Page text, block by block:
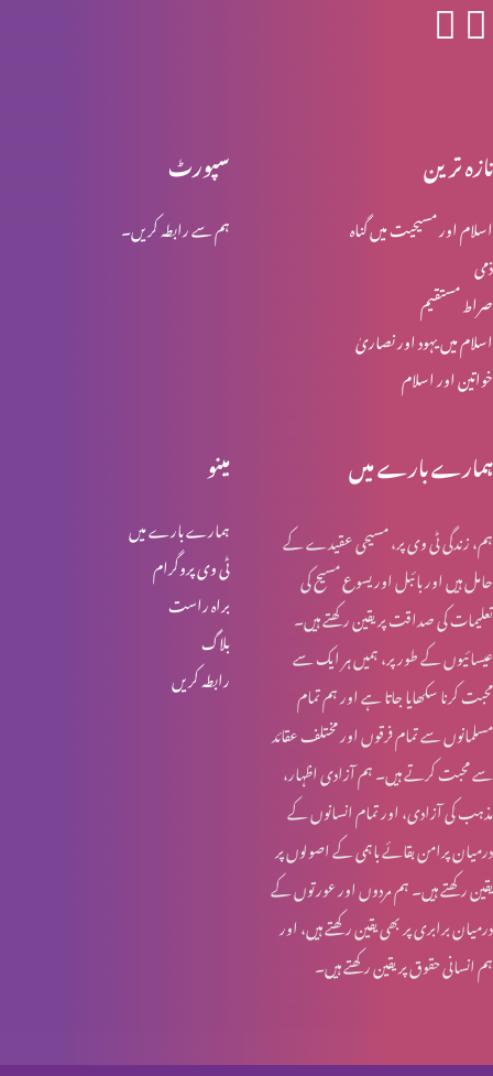
انبیا ء و بزرگ – ابراہام
انبیاء و بزرگ – حنوک اور نوح
انبیاء و بزرگ – آدم اور حنوک
آخری جنگ – کیا تیاری ہو رہی ہے؟
سپورٹ
ہم سے رابطہ کریں۔
تازہ ترین
اسلام اور مسیحیت میں گناہ
ذمی
صراط مستقیم
اسلام میں یہود اور نصاریٰ
خواتین اور اسلام
مینو
ہمارے بارے میں
ٹی وی پروگرام
براہ راست
بلاگ
رابطہ کریں
ہمارے بارے میں
ہم، زندگی ٹی وی پر، مسیحی عقیدے کے
حامل ہیں اور بائبل اور یسوع مسیح کی
تعلیمات کی صداقت پر یقین رکھتے ہیں۔
عیسائیوں کے طور پر، ہمیں ہر ایک سے
محبت کرنا سکھایا جاتا ہے اور ہم تمام
مسلمانوں سے تمام فرقوں اور مختلف عقائد
سے محبت کرتے ہیں۔ ہم آزادی اظہار،
مذہب کی آزادی، اور تمام انسانوں کے
درمیان پرامن بقائے باہمی کے اصولوں پر
یقین رکھتے ہیں۔ ہم مردوں اور عورتوں کے
درمیان برابری پر بھی یقین رکھتے ہیں، اور
ہم انسانی حقوق پر یقین رکھتے ہیں۔